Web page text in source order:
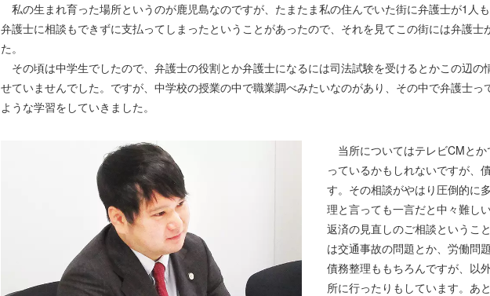
私の生まれ育った場所というのが鹿児島なのですが、たまたま私の住んでいた街に弁護士が1 人
弁護士に相談もできずに支払ってしまったということがあったので、それを見てこの街には弁護士
た。
その頃は中学生でしたので、弁護士の役割とか弁護士になるには司法試験を受けるとかこの辺の
せていませんでした。ですが、中学校の授業の中で職業調べみたいなのがあり、その中で弁護士っ
ような学習をしていきました。
当所についてはテレビCMと
っているかもしれないですが、
す。その相談がやはり圧倒的に
理と言っても一言だと中々難し
返済の見直しのご相談というこ
は交通事故の問題とか、労働問
債務整理ももちろんですが、以
所に行ったりもしています。あ